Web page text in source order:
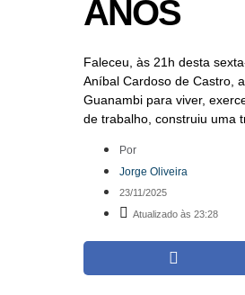
ANOS
Faleceu, às 21h desta
Aníbal Cardoso de Castro,
Guanambi para viver,
de trabalho, construiu uma
Por
Jorge Oliveira
23/11/2025
Atualizado às 23:28